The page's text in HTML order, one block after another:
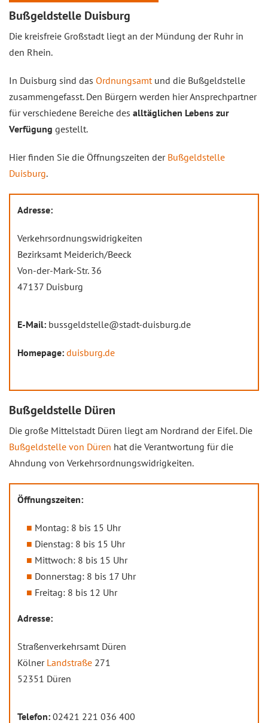
Bußgeldstelle Duisburg
Die kreisfreie Großstadt liegt an der Mündung der Ruhr in
den Rhein.
In Duisburg sind das Ordnungsamtund die Bußgeldstelle
zusammengefasst. Den Bürgern werden hier Ansprechpartner
für verschiedene Bereiche des alltäglichen Lebens zur
Verfügung gestellt.
Hier finden Sie die Öffnungszeiten der Bußgeldstelle
Duisburg.
Adresse:
Verkehrsordnungswidrigkeiten
Bezirksamt Meiderich/Beeck
Von-der-Mark-Str. 36
47137 Duisburg
E-Mail: bussgeldstelle@stadt-duisburg.de
Homepage: duisburg.de
Bußgeldstelle Düren
Die große Mittelstadt Düren liegt am Nordrand der Eifel. Die
Bußgeldstelle von Düren hat die Verantwortung für die
Ahndung von Verkehrsordnungswidrigkeiten.
Öffnungszeiten:
Montag: 8 bis 15 Uhr
Dienstag: 8 bis 15 Uhr
Mittwoch: 8 bis 15 Uhr
Donnerstag: 8 bis 17 Uhr
Freitag: 8 bis 12 Uhr
Adresse:
Straßenverkehrsamt Düren
Kölner Landstraße 271
52351 Düren
Telefon: 02421 221 036 400